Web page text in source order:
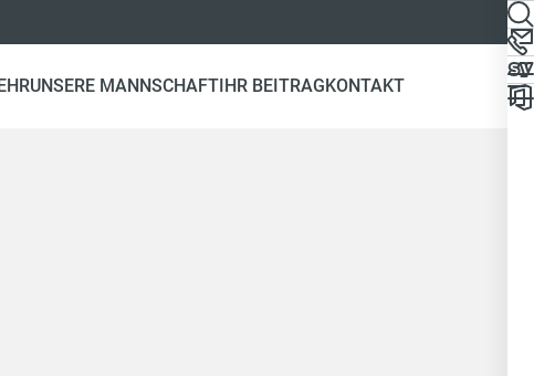
UNSERE MANNSCHAFTIHR BEITRAGKONTAKT